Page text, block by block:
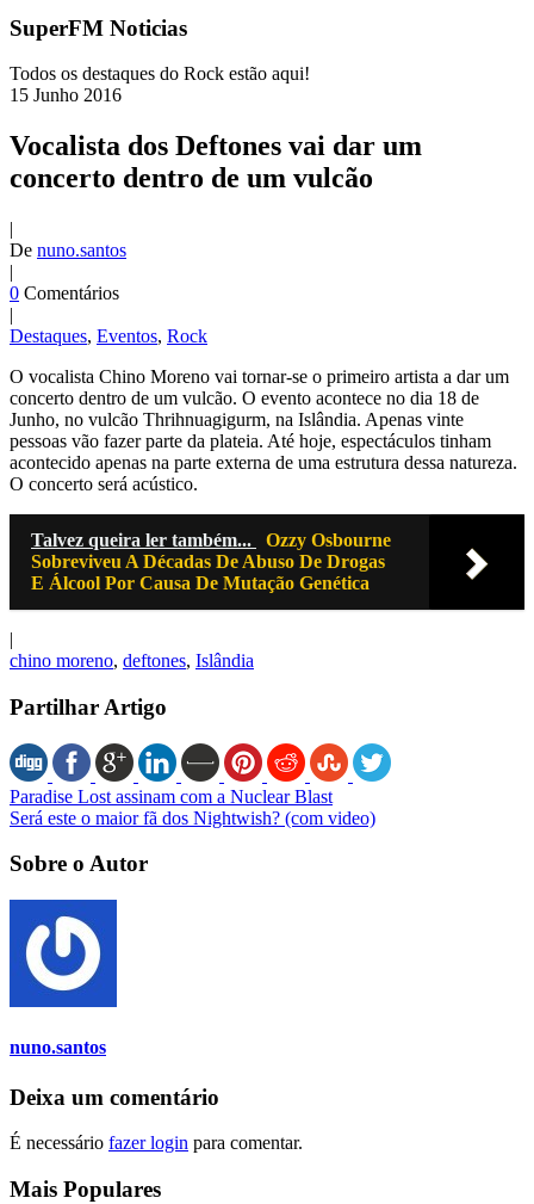
SuperFM Noticias
Todos os destaques do Rock estão aqui!
15 Junho 2016
Vocalista dos Deftones vai dar um
concerto dentro de um vulcão
|
De nuno.santos
|
0 Comentários
|
Destaques, Eventos, Rock
O vocalista Chino Moreno vai tornar-se o primeiro artista a dar um
concerto dentro de um vulcão. O evento acontece no dia 18 de
Junho, no vulcão Thrihnuagigurm, na Islândia. Apenas vinte
pessoas vão fazer parte da plateia. Até hoje, espectáculos tinham
acontecido apenas na parte externa de uma estrutura dessa natureza.
O concerto será acústico.
Talvez queira ler também...
Ozzy Osbourne
Sobreviveu A Décadas De Abuso De Drogas
E Álcool Por Causa De Mutação Genética
|
chino moreno, deftones, Islândia
Partilhar Artigo
Paradise Lost assinam com a Nuclear Blast
Será este o maior fã dos Nightwish? (com video)
Sobre o Autor
nuno.santos
Deixa um comentário
É necessário fazer login para comentar.
Mais Populares